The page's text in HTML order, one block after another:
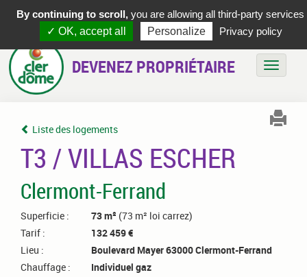
DEVENEZ PROPRIÉTAIRE
Liste des logements
T3 / VILLAS ESCHER
Clermont-Ferrand
Superficie : 73 m² (73 m² loi carrez)
Tarif :
132 459 €
Lieu :
Boulevard Mayer 63000 Clermont-Ferrand
Chauffage :
Individuel gaz
By continuing to scroll, you are allowing all third-party services
✓ OK, accept all
Personalize Privacy policy